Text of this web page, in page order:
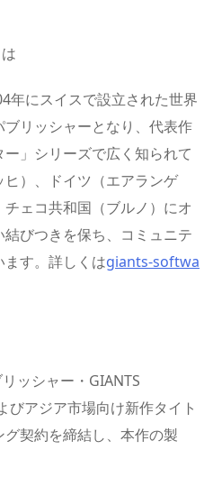
年にスイスで設立された世界
リッシャーとなり、代表作
ー」シリーズで広く知られて
）、ドイツ（エアランゲ
ェコ共和国（ブルノ）にオ
びつきを保ち、コミュニテ
ます。詳しくはgiants-softwa
ッシャー・GIANTS
アジア市場向け新作タイト
契約を締結し、本作の製